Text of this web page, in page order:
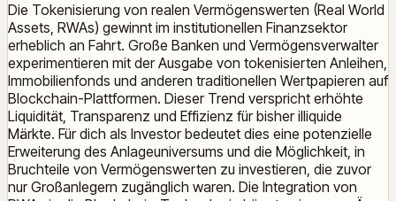
Die Tokenisierung von realen Vermögenswerten (Real World
Assets, RWAs) gewinnt im institutionellen Finanzsektor
erheblich an Fahrt. Große Banken und Vermögensverwalter
experimentieren mit der Ausgabe von tokenisierten Anleihen,
Immobilienfonds und anderen traditionellen Wertpapieren auf
Blockchain-Plattformen. Dieser Trend verspricht erhöhte
Liquidität, Transparenz und Effizienz für bisher illiquide
Märkte. Für dich als Investor bedeutet dies eine potenzielle
Erweiterung des Anlageuniversums und die Möglichkeit, in
Bruchteile von Vermögenswerten zu investieren, die zuvor
nur Großanlegern zugänglich waren. Die Integration von